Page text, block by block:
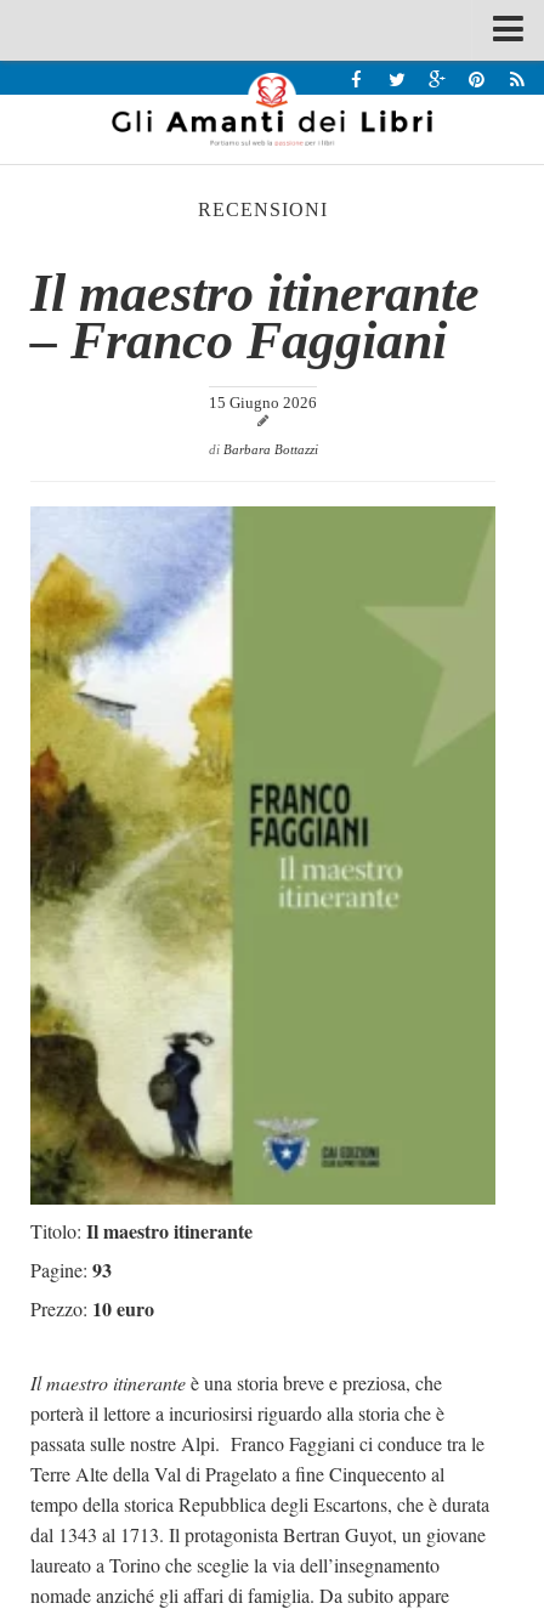
Recensioni
Interviste & Incontri
Chi siamo
Contatti
Dicono di Noi
Rassegna Stampa
Archivio
Autori
Generi
Case editrici
Partnership
Giallo Stresa
Premio Chiara
Tabù Festival 2014
Salone di Torino
Marketing
RECENSIONI
Il maestro itinerante
– Franco Faggiani
15 Giugno 2026
di Barbara Bottazzi
Titolo: Il maestro itinerante
Pagine: 93
Prezzo: 10 euro
Il maestro itineranteè una storia breve e preziosa, che
porterà il lettore a incuriosirsi riguardo alla storia che è
passata sulle nostre Alpi. Franco Faggiani ci conduce tra le
Terre Alte della Val di Pragelato a fine Cinquecento al
tempo della storica Repubblica degli Escartons, che è durata
dal 1343 al 1713. Il protagonista Bertran Guyot, un giovane
laureato a Torino che sceglie la via dell’insegnamento
nomade anziché gli affari di famiglia. Da subito appare